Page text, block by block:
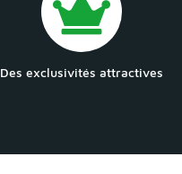
Des exclusivités attractives